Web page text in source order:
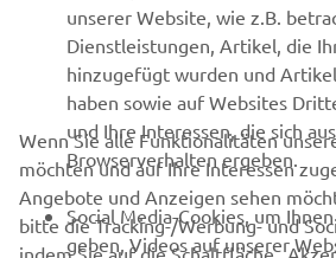
NEWSLETTER
Erfahre als Erster von den neuesten
Sonderveranstaltungen,
ABONNIEREN
unserer Website, wie z.B.
Dienstleistungen, Artikel, die
hinzugefügt wurden und
haben sowie auf Websites
und Ihre Interessen, die sich
Browserverhalten ergeben.
Social Media-Cookies, um
geben, Videos auf unserer
Wenn Sie alle Funktionalitäten
möchten und auf Ihre Interessen
Angebote und Anzeigen sehen
bitte die Tracking-/Werbung- und
indem Sie auf die Schaltfläche